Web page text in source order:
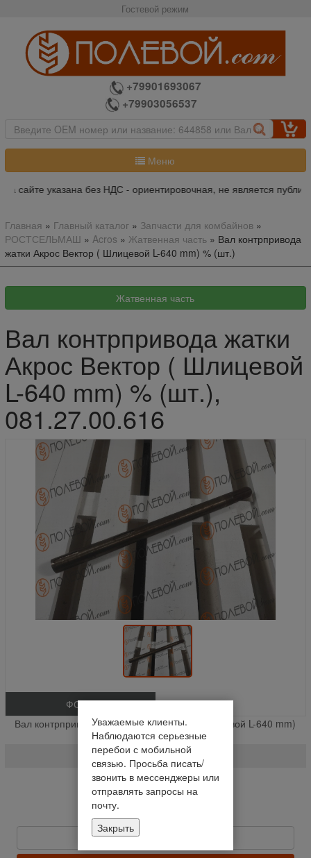
Гостевой режим
+79901693067
+79903056537
Меню
сайте указана без НДС - ориентировочная, не является
Главная » Главный каталог» Запчасти для комбайнов»
РОСТСЕЛЬМАШ » Acros » Жатвенная часть» Вал контрпривода
жатки Акрос Вектор ( Шлицевой L-640 mm) % (шт.)
Вал контрпривода жатки
Акрос Вектор ( Шлицевой
L-640 mm) % (шт.),
081.27.00.616
ФОТО
Вал контрпривода жатки Акрос Вектор ( Шлицевой L-640 mm)
% (шт.)
081.27.00.616
На складе
Отправим завтра до 14:00
2 153,85 руб
Быстрый заказ
Уважаемые клиенты.
Наблюдаются серьезные
перебои с мобильной
связью. Просьба писать/
звонить в мессенджеры или
отправлять запросы на
почту.
Закрыть